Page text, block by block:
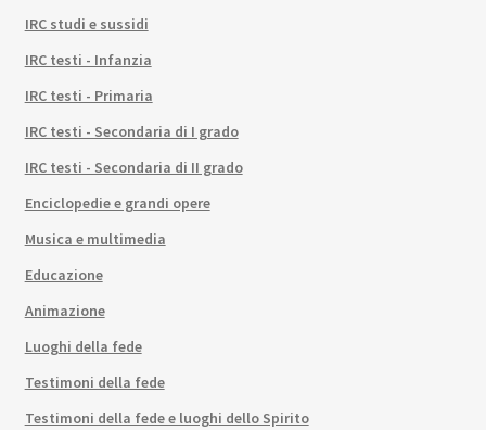
IRC studi e sussidi
IRC testi - Infanzia
IRC testi - Primaria
IRC testi - Secondaria di I grado
IRC testi - Secondaria di II grado
Enciclopedie e grandi opere
Musica e multimedia
Educazione
Animazione
Luoghi della fede
Testimoni della fede
Testimoni della fede e luoghi dello Spirito